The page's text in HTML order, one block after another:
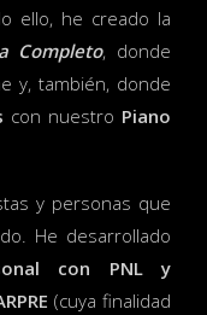
ello, he creado la
Completo, donde
y, también, donde
con nuestro Piano
y personas que
He desarrollado
con PNL y
(cuya finalidad